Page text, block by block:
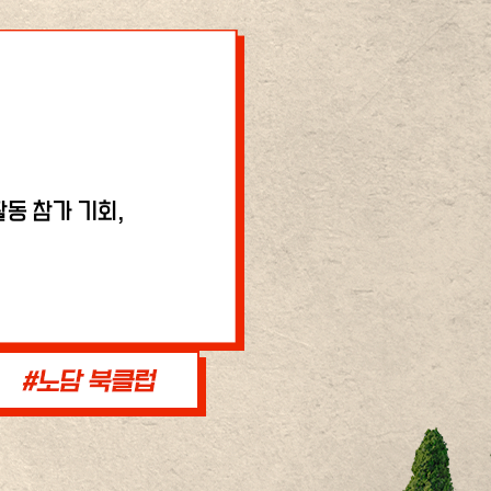
참가 기회,